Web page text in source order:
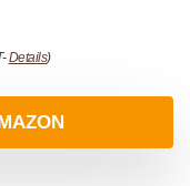
Details)